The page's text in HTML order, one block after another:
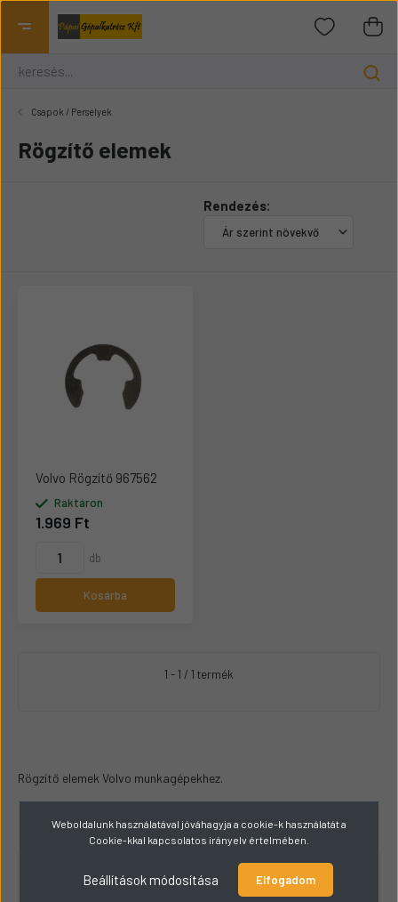
Csapok / Perselyek
Rögzítő elemek
Rendezés:
Volvo Rögzítő 967562
Raktáron
1.969 Ft
db
Kosárba
1 - 1 / 1 termék
Rögzítő elemek Volvo munkagépekhez.
RAKTÁRKÉSZLET
Weboldalunk használatával jóváhagyja a cookie-k használatát a
Cookie-kkal kapcsolatos irányelv értelmében.
Beállítások módosítása Elfogadom